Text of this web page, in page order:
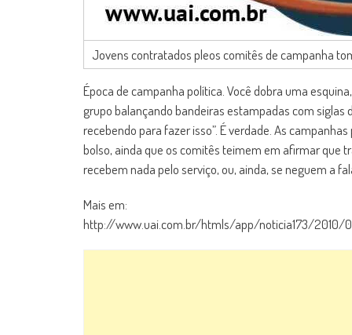
Jovens contratados pleos comitês de campanha
Época de campanha política. Você dobra uma
grupo balançando bandeiras estampadas com siglas
recebendo para fazer isso”. É verdade. As
bolso, ainda que os comitês teimem em afirmar que
recebem nada pelo serviço, ou, ainda, se neguem a
Mais em:
http://www.uai.com.br/htmls/app/noticia173/2010/09/